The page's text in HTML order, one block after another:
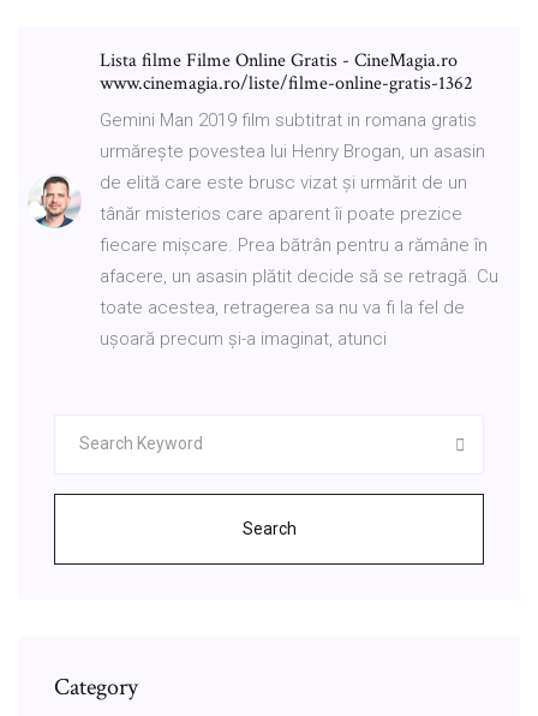
Lista filme Filme Online Gratis - CineMagia.ro
www.cinemagia.ro/liste/filme-online-gratis-1362
Gemini Man 2019 film subtitrat in romana gratis
urmărește povestea lui Henry Brogan, un asasin
de elită care este brusc vizat și urmărit de un
tânăr misterios care aparent îi poate prezice
fiecare mișcare. Prea bătrân pentru a rămâne în
afacere, un asasin plătit decide să se retragă. Cu
toate acestea, retragerea sa nu va fi la fel de
ușoară precum și-a imaginat, atunci
Search
Category